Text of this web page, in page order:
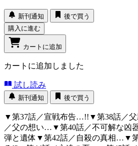
新刊通知
後で買う
購入に進む
カートに追加
カートに追加しました
試し読み
新刊通知 後で買う
▼第37話／宣戦布告…!!▼第38話／
／父の想い…▼第40話／不可解な凶
弾と遺体▼第42話／自殺の真相…▼